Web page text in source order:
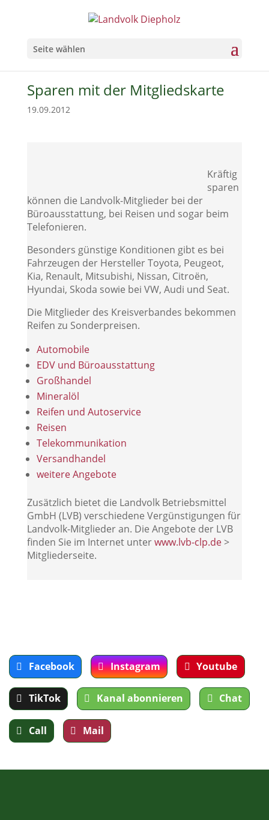
Seite wählen
Sparen mit der Mitgliedskarte
19.09.2012
Kräftig
sparen
können die Landvolk-Mitglieder bei der
Büroausstattung, bei Reisen und sogar beim
Telefonieren.
Besonders günstige Konditionen gibt es bei
Fahrzeugen der Hersteller Toyota, Peugeot,
Kia, Renault, Mitsubishi, Nissan, Citroën,
Hyundai, Skoda sowie bei VW, Audi und Seat.
Die Mitglieder des Kreisverbandes bekommen
Reifen zu Sonderpreisen.
Automobile
EDV und Büroausstattung
Großhandel
Mineralöl
Reifen und Autoservice
Reisen
Telekommunikation
Versandhandel
weitere Angebote
Zusätzlich bietet die Landvolk Betriebsmittel
GmbH (LVB) verschiedene Vergünstigungen für
Landvolk-Mitglieder an. Die Angebote der LVB
finden Sie im Internet unterwww.lvb-clp.de>
Mitgliederseite.
Facebook Instagram Youtube
TikTok Kanal abonnieren Chat
Call Mail